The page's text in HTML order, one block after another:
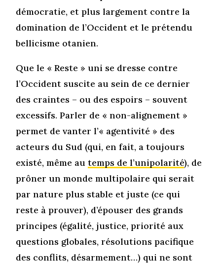
démocratie, et plus largement contre la
domination de l’Occident et le prétendu
bellicisme otanien.
Que le « Reste » uni se dresse contre
l’Occident suscite au sein de ce dernier
des craintes – ou des espoirs – souvent
excessifs. Parler de « non-alignement »
permet de vanter l’« agentivité » des
acteurs du Sud (qui, en fait, a toujours
existé, même autemps de l’unipolarité), de
prôner un monde multipolaire qui serait
par nature plus stable et juste (ce qui
reste à prouver), d’épouser des grands
principes (égalité, justice, priorité aux
questions globales, résolutions pacifique
des conflits, désarmement…) qui ne sont